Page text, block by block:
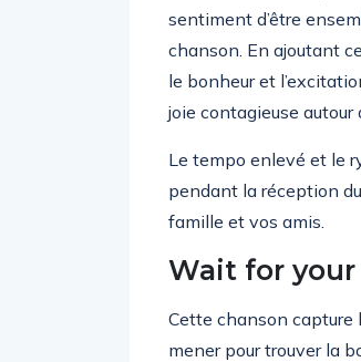
sentiment d’être
chanson. En ajoutant
le bonheur et
joie contagieuse autour
Le tempo enlevé et le
pendant la réception
famille et vos amis.
Wait for
Cette chanson capture
mener pour trouver la